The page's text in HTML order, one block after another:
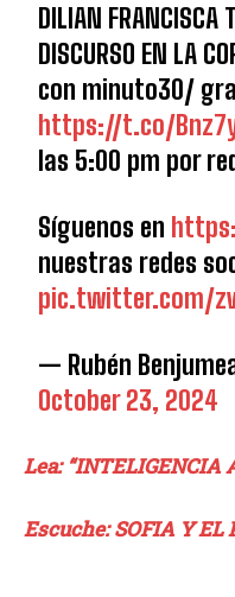
DILIAN FRANCISCA
DISCURSO EN LA
con minuto30/
https://t.co/
las 5:00 pm por
Síguenos en
nuestras redes
pic.twitter.com/
— Rubén
October 23, 2024
Lea: “INTELIGENCIA
Escuche: SOFIA Y EL